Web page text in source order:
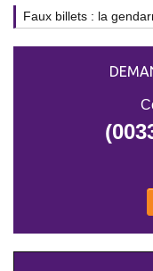
Faux billets : la